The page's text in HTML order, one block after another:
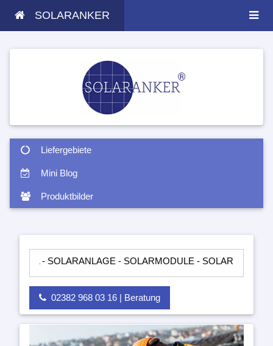
SOLARANKER
Liefergebiete
Mini Blog
Produktbilder
- SOLARMODULE - SOLARTASCHEN -
02382 968 03 16 | Beratung